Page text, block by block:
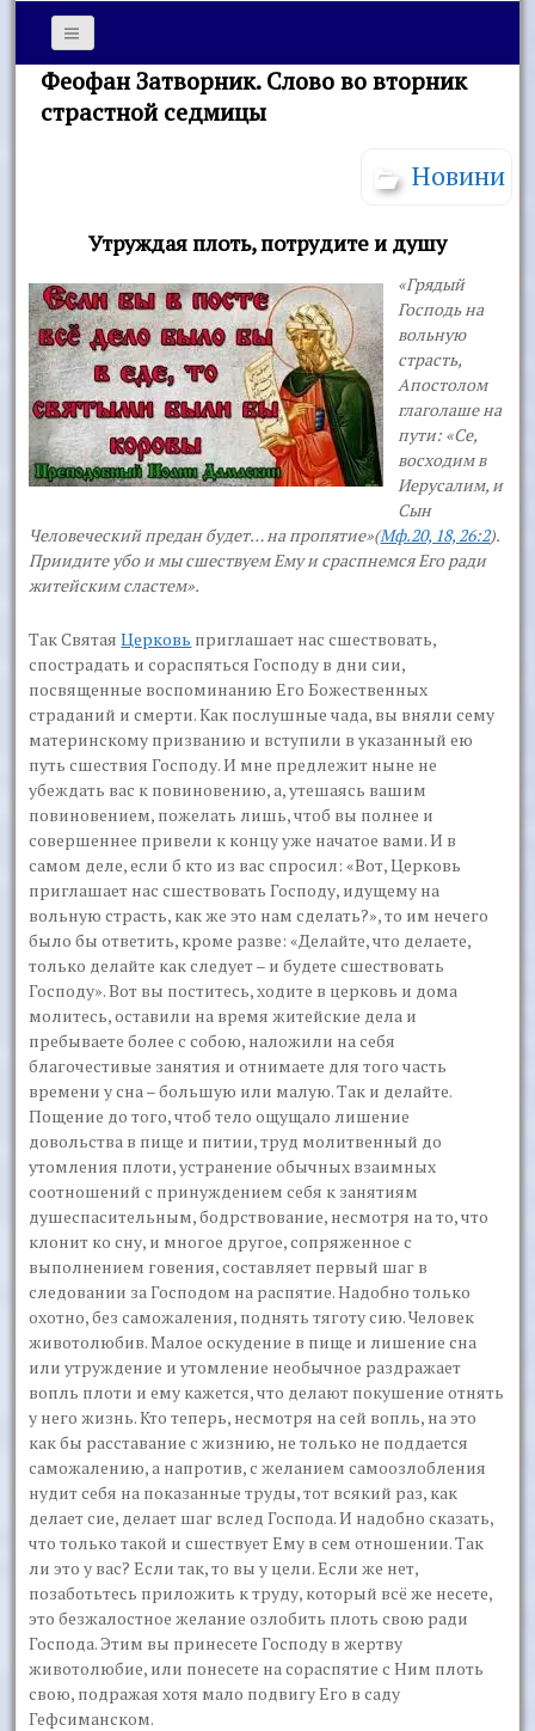
Феофан Затворник. Слово во вторник
страстной седмицы
Новини
Утруждая плоть, потрудите и душу
«Грядый
Господь на
вольную
страсть,
Апостолом
глаголаше на
пути: «Се,
восходим в
Иерусалим, и
Сын
Человеческий предан будет… на пропятие»(Мф.20, 18, 26:2).
Приидите убо и мы сшествуем Ему и сраспнемся Его ради
житейским сластем».
Так СвятаяЦерковь приглашает нас сшествовать,
спострадать и сораспяться Господу в дни сии,
посвященные воспоминанию Его Божественных
страданий и смерти. Как послушные чада, вы вняли сему
материнскому призванию и вступили в указанный ею
путь сшествия Господу. И мне предлежит ныне не
убеждать вас к повиновению, а, утешаясь вашим
повиновением, пожелать лишь, чтоб вы полнее и
совершеннее привели к концу уже начатое вами. И в
самом деле, если б кто из вас спросил: «Вот, Церковь
приглашает нас сшествовать Господу, идущему на
вольную страсть, как же это нам сделать?», то им нечего
было бы ответить, кроме разве: «Делайте, что делаете,
только делайте как следует – и будете сшествовать
Господу». Вот вы поститесь, ходите в церковь и дома
молитесь, оставили на время житейские дела и
пребываете более с собою, наложили на себя
благочестивые занятия и отнимаете для того часть
времени у сна – большую или малую. Так и делайте.
Пощение до того, чтоб тело ощущало лишение
довольства в пище и питии, труд молитвенный до
утомления плоти, устранение обычных взаимных
соотношений с принуждением себя к занятиям
душеспасительным, бодрствование, несмотря на то, что
клонит ко сну, и многое другое, сопряженное с
выполнением говения, составляет первый шаг в
следовании за Господом на распятие. Надобно только
охотно, без саможаления, поднять тяготу сию. Человек
животолюбив. Малое оскудение в пище и лишение сна
или утруждение и утомление необычное раздражает
вопль плоти и ему кажется, что делают покушение отнять
у него жизнь. Кто теперь, несмотря на сей вопль, на это
как бы расставание с жизнию, не только не поддается
саможалению, а напротив, с желанием самоозлобления
нудит себя на показанные труды, тот всякий раз, как
делает сие, делает шаг вслед Господа. И надобно сказать,
что только такой и сшествует Ему в сем отношении. Так
ли это у вас? Если так, то вы у цели. Если же нет,
позаботьтесь приложить к труду, который всё же несете,
это безжалостное желание озлобить плоть свою ради
Господа. Этим вы принесете Господу в жертву
животолюбие, или понесете на сораспятие с Ним плоть
свою, подражая хотя мало подвигу Его в саду
Гефсиманском.